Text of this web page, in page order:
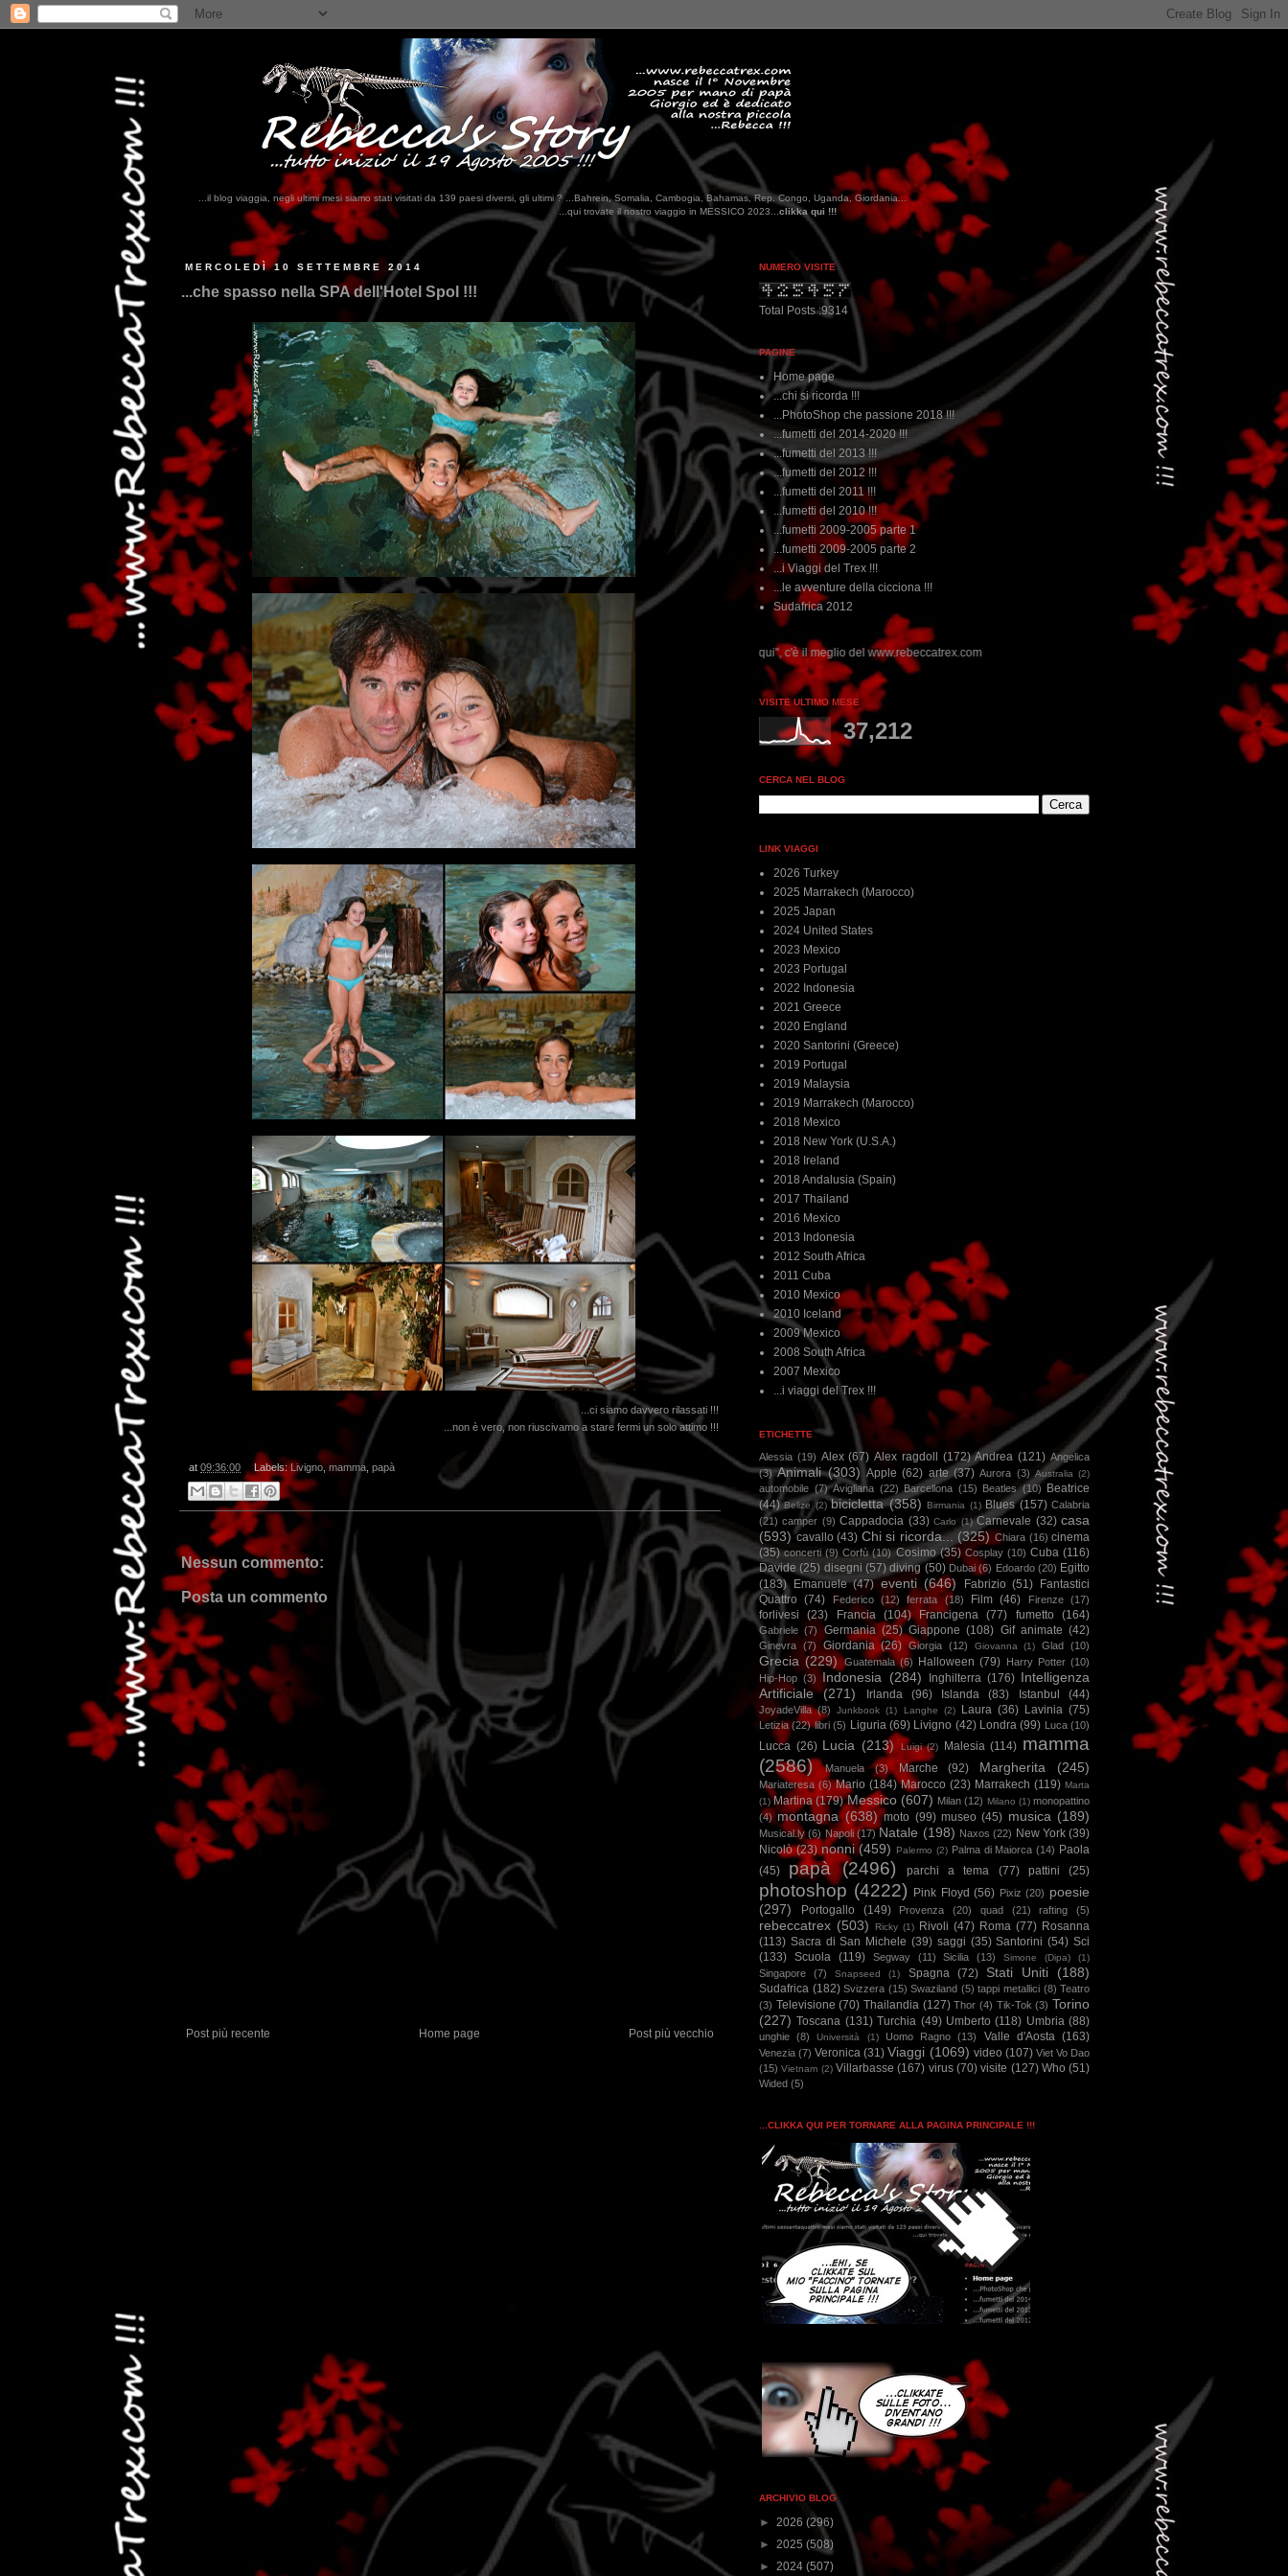
...il blog viaggia, negli ultimi mesi siamo stati visitati da 139 paesi diversi, gli ultimi ? ...Bahrein, Somalia, Cambogia, Bahamas, Rep. Congo, Uganda, Giordania...
...qui trovate il nostro viaggio in MESSICO 2023...clikka qui !!!
MERCOLEDÌ 10 SETTEMBRE 2014
...che spasso nella SPA dell'Hotel Spol !!!
...ci siamo davvero rilassati !!!
...non è vero, non riuscivamo a stare fermi un solo attimo !!!
at 09:36:00 Labels:Livigno,mamma, papà
Nessun commento:
Posta un commento
Post più recente Post più vecchio
Home page
NUMERO VISITE
Total Posts :9314
PAGINE
Home page
...chi si ricorda !!!
...PhotoShop che passione 2018 !!!
...fumetti del 2014-2020 !!!
...fumetti del 2013 !!!
...fumetti del 2012 !!!
...fumetti del 2011 !!!
...fumetti del 2010 !!!
...fumetti 2009-2005 parte 1
...fumetti 2009-2005 parte 2
...i Viaggi del Trex !!!
...le avventure della cicciona !!!
Sudafrica 2012
...dai non perdere tempo, clikka "qui", c'è il meglio del www.rebeccatrex.com
VISITE ULTIMO MESE
37,212
CERCA NEL BLOG
LINK VIAGGI
2026 Turkey
2025 Marrakech (Marocco)
2025 Japan
2024 United States
2023 Mexico
2023 Portugal
2022 Indonesia
2021 Greece
2020 England
2020 Santorini (Greece)
2019 Portugal
2019 Malaysia
2019 Marrakech (Marocco)
2018 Mexico
2018 New York (U.S.A.)
2018 Ireland
2018 Andalusia (Spain)
2017 Thailand
2016 Mexico
2013 Indonesia
2012 South Africa
2011 Cuba
2010 Mexico
2010 Iceland
2009 Mexico
2008 South Africa
2007 Mexico
...i viaggi del Trex !!!
ETICHETTE
Alessia (19) Alex (67) Alex ragdoll (172) Andrea (121) Angelica
(3) Animali (303) Apple (62) arte (37) Aurora (3) Australia (2)
automobile (7) Avigliana (22) Barcellona (15) Beatles (10)
Beatrice
(44) Belize (2) bicicletta (358) Birmania (1) Blues (157) Calabria
(21) camper (9) Cappadocia (33) Carlo (1) Carnevale (32) casa
(593) cavallo (43) Chi si ricorda... (325) Chiara (16) cinema
(35) concerti (9) Corfù (10) Cosimo (35) Cosplay (10) Cuba (116)
Davide (25) disegni (57) diving (50) Dubai (6) Edoardo (20) Egitto
(183)
Emanuele (47) eventi (646) Fabrizio (51)
Fantastici
Quattro (74) Federico (12) ferrata (18) Film (46) Firenze (17)
forlivesi (23) Francia (104) Francigena (77) fumetto (164)
Gabriele (7) Germania (25) Giappone (108) Gif animate (42)
Ginevra (7) Giordania (26) Giorgia (12) Giovanna (1) Glad (10)
Grecia (229) Guatemala (6) Halloween (79) Harry Potter (10)
Hip-Hop (3) Indonesia (284) Inghilterra (176) Intelligenza
Artificiale
(271) Irlanda (96) Islanda (83) Istanbul (44)
JoyadeVilla (8) Junkbook (1) Langhe (2) Laura (36) Lavinia (75)
Letizia (22) libri (5) Liguria (69) Livigno (42) Londra (99) Luca (10)
Lucca (26) Lucia (213) Luigi (2) Malesia (114) mamma
(2586)
Manuela (3) Marche (92) Margherita (245)
Mariateresa (6) Mario (184) Marocco (23) Marrakech (119) Marta
(1) Martina (179) Messico (607) Milan (12) Milano (1) monopattino
(4) montagna (638) moto (99) museo (45) musica (189)
Musical.ly (6) Napoli (17) Natale (198) Naxos (22) New York (39)
Nicolò (23) nonni (459) Palermo (2) Palma di Maiorca (14) Paola
(45)
papà (2496) parchi a tema (77) pattini (25)
photoshop (4222) Pink Floyd (56) Pixiz (20) poesie
(297)
Portogallo (149) Provenza (20) quad (21) rafting (5)
rebeccatrex (503) Ricky (1) Rivoli (47) Roma (77) Rosanna
(113) Sacra di San Michele (39) saggi (35) Santorini (54) Sci
(133) Scuola (119) Segway (11) Sicilia (13) Simone (Dipa) (1)
Singapore (7) Snapseed (1) Spagna (72) Stati Uniti (188)
Sudafrica (182) Svizzera (15) Swaziland (5) tappi metallici (8) Teatro
(3) Televisione (70) Thailandia (127) Thor (4) Tik-Tok (3) Torino
(227) Toscana (131) Turchia (49) Umberto (118) Umbria (88)
unghie (8) Università (1) Uomo Ragno (13) Valle d'Aosta (163)
Venezia (7) Veronica (31) Viaggi (1069) video (107) Viet Vo Dao
(15) Vietnam (2) Villarbasse (167) virus (70) visite (127) Who (51)
Wided (5)
...CLIKKA QUI PER TORNARE ALLA PAGINA PRINCIPALE !!!
ARCHIVIO BLOG
► 2026 (296)
► 2025 (508)
► 2024 (507)